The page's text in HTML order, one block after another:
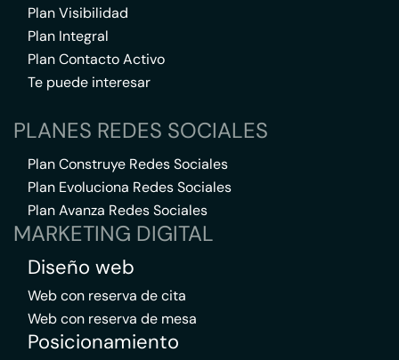
Plan Visibilidad
Plan Integral
Plan Contacto Activo
Te puede interesar
PLANES REDES SOCIALES
Plan Construye Redes Sociales
Plan Evoluciona Redes Sociales
Plan Avanza Redes Sociales
MARKETING DIGITAL
Diseño web
Web con reserva de cita
Web con reserva de mesa
Posicionamiento